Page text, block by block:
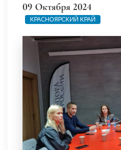
09 Октября 2024
КРАСНОЯРСКИЙ КРАЙ